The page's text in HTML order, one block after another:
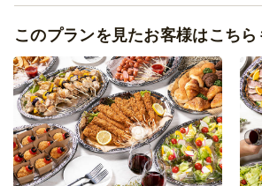
このプランを見たお客様はこち